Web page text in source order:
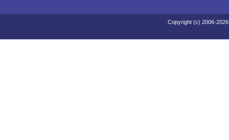
Copyright (c) 2006-